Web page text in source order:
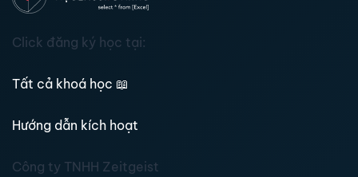
Click đăng ký học tại:
Tất cả khoá học 📖
Hướng dẫn kích hoạt
Công ty TNHH Zeitgeist